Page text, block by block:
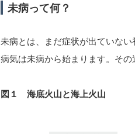
未病って何？
未病とは、まだ症状が出ていな
病気は未病から始まります。その
図１ 海底火山と海上火山